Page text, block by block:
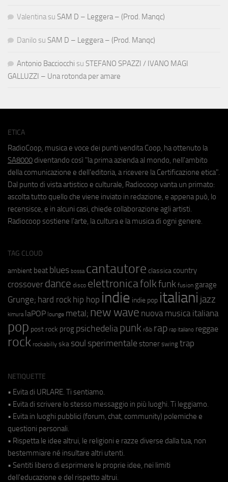
Valentina su SAM D – Leggera – (Prod. Manqc)
Danilo su SAM D – Leggera – (Prod. Manqc)
Antonio Bacciocchi su STEFANO SPAZZI / IVANO MAGI
GALLUZZI – Una rotonda per amare
ETICA
RadioCoop, musica e voce dei punti vendita Coop, ha ottenuto la
SA8000 diventando così "la prima azienda al mondo, nell'ambito
della comunicazione e dell'editoria, a ricevere la Certificazione etica".
Dal punto di vista artistico e culturale, Radiocoop vanta un primato:
ascolta tutto quello che viene inviato in redazione, e appena può, lo
recensisce, e in alcuni casi, chiede collaborazione agli artisti.
Radiocoop sostiene l'arte, la cultura e la musica di ogni genere.
TAG CLOUD
ambient beat blues bossa cantautore classica country
crossover dance disco elettronicafolkfunk fusion garage
Grunge; hard rock hip hop indie indie pop italiani jazz
kimura laPOP lounge metal; new wave nuova musica italiana
pop post rock prog psichedeliapunk r&b rap rap italiano reggae
rock rockabilly ska soul sperimentale stoner swing trap
NETIQUETTE
• Evita di URLARE. Ti sentiamo.
• Evita di scrivere lo stesso messaggio in più luoghi. Ti leggiamo.
• Evita in luoghi pubblici (forum, chat, community) polemiche e
questioni personali.
• Rispetta le idee altrui, le religioni e razze diverse dalla tua, non
bestemmiare né insultare altri utenti.
• Sentiti libero di esprimere le proprie idee, nei limiti
dell'educazione e del rispetto altrui.